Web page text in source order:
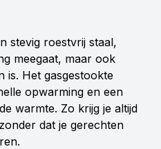
stevig roestvrij staal,
meegaat, maar ook
is. Het gasgestookte
opwarming en een
warmte. Zo krijg je altijd
dat je gerechten